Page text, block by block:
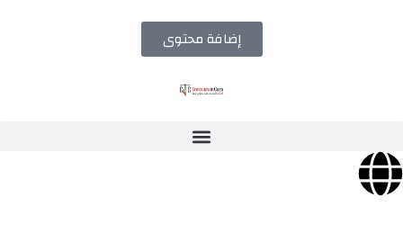
إضافة محتوى